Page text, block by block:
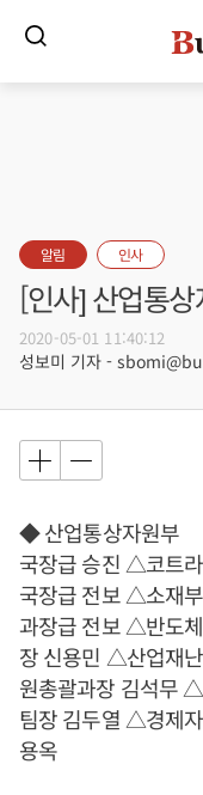
알림 인사
[인사] 산업통
2020-05-01 11:40:12
성보미 기자 -
◆ 산업통상자원부
국장급 승진 △코트
국장급 전보 △소재
과장급 전보 △반도
장 신용민 △산업재
원총괄과장 김석무
팀장 김두열 △경제
용옥